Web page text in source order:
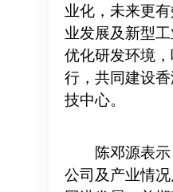
业化，未来更
业发展及新型
优化研发环境
行，共同建设
技中心。
陈邓源表
公司及产业情